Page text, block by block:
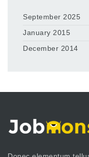
September 2025
January 2015
December 2014